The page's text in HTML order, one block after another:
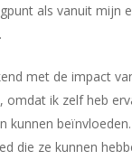
als vanuit mijn
met de impact
omdat ik zelf heb
kunnen
die ze kunnen